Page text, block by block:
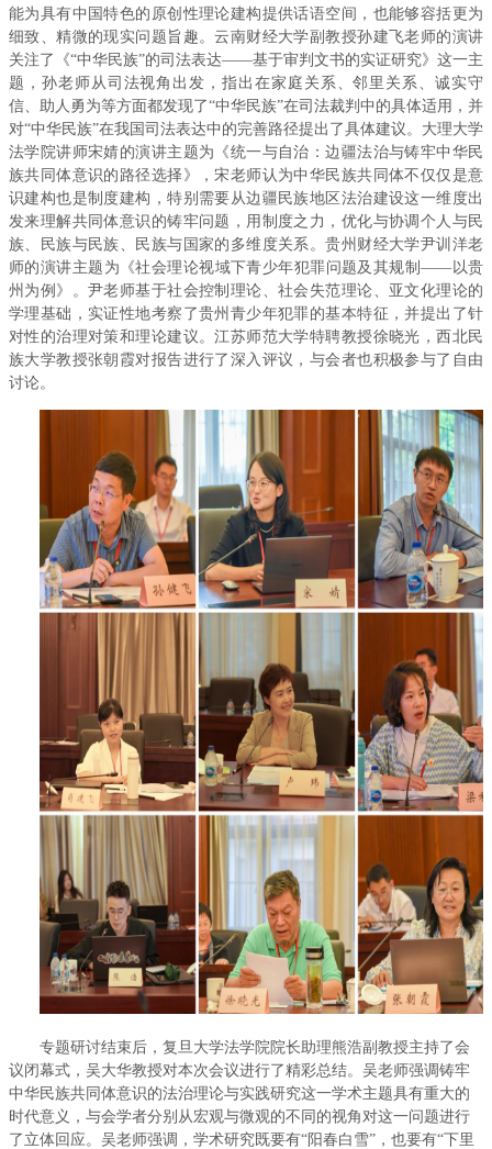
能为具有中国特色的原创性理论建构提供话语空间，也能够容括更为
细致、精微的现实问题旨趣。云南财经大学副教授孙建飞老师的演讲
关注了《“中华民族”的司法表达——基于审判文书的实证研究》这一主
题，孙老师从司法视角出发，指出在家庭关系、邻里关系、诚实守
信、助人勇为等方面都发现了“中华民族”在司法裁判中的具体适用，并
对“中华民族”在我国司法表达中的完善路径提出了具体建议。大理大学
法学院讲师宋婧的演讲主题为《统一与自治：边疆法治与铸牢中华民
族共同体意识的路径选择》，宋老师认为中华民族共同体不仅仅是意
识建构也是制度建构，特别需要从边疆民族地区法治建设这一维度出
发来理解共同体意识的铸牢问题，用制度之力，优化与协调个人与民
族、民族与民族、民族与国家的多维度关系。贵州财经大学尹训洋老
师的演讲主题为《社会理论视域下青少年犯罪问题及其规制——以贵
州为例》。尹老师基于社会控制理论、社会失范理论、亚文化理论的
学理基础，实证性地考察了贵州青少年犯罪的基本特征，并提出了针
对性的治理对策和理论建议。江苏师范大学特聘教授徐晓光，西北民
族大学教授张朝霞对报告进行了深入评议，与会者也积极参与了自由
讨论。
专题研讨结束后，复旦大学法学院院长助理熊浩副教授主持了会
议闭幕式，吴大华教授对本次会议进行了精彩总结。吴老师强调铸牢
中华民族共同体意识的法治理论与实践研究这一学术主题具有重大的
时代意义，与会学者分别从宏观与微观的不同的视角对这一问题进行
了立体回应。吴老师强调，学术研究既要有“阳春白雪”，也要有“下里